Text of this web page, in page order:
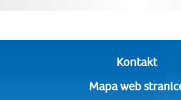
Kontakt
Mapa web